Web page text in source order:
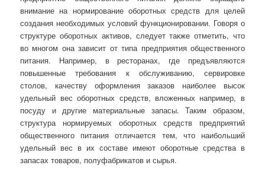
внимание на нормирование оборотных средств для целей
создания необходимых условий функционировании. Говоря о
структуре оборотных активов, следует также отметить, что
во многом она зависит от типа предприятия общественного
питания. Например, в ресторанах, где предъявляются
повышенные требования к обслуживанию, сервировке
столов, качеству оформления заказов наиболее высок
удельный вес оборотных средств, вложенных например, в
посуду и другие материальные запасы. Таким образом,
структура нормируемых оборотных средств предприятий
общественного питания отличается тем, что наибольший
удельный вес в их составе имеют оборотные средства в
запасах товаров, полуфабрикатов и сырья.